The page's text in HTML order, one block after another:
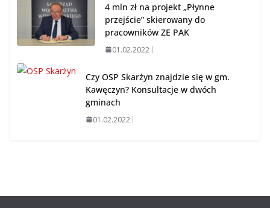
4 mln zł na projekt „Płynne
przejście” skierowany do
pracowników ZE PAK
01.02.2022
Czy OSP Skarżyn znajdzie się w gm.
Kawęczyn? Konsultacje w dwóch
gminach
01.02.2022